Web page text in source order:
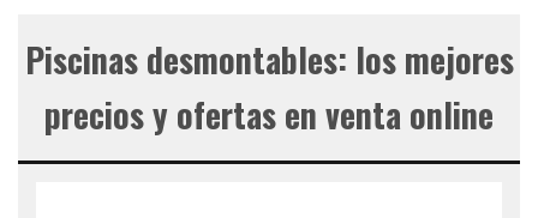
Piscinas desmontables: los mejores
precios y ofertas en venta online